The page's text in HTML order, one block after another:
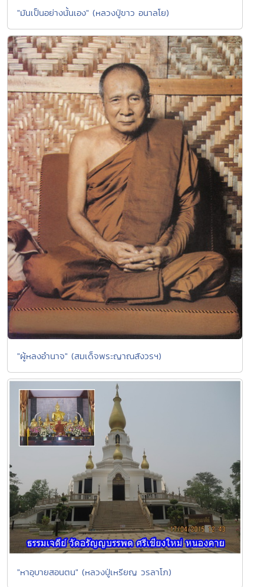
"มันเป็นอย่างนั้นเอง" (หลวงปู่ขาว อนาลโย)
"ผู้หลงอำนาจ" (สมเด็จพระญาณสังวรฯ)
"หาอุบายสอนตน" (หลวงปู่เหรียญ วรลาโภ)